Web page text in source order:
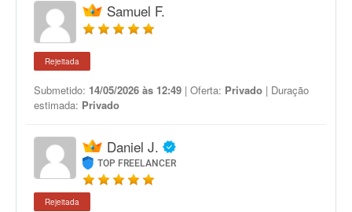
Samuel F.
Rejeitada
Submetido: 14/05/2026 às 12:49 | Oferta: Privado | Duração
estimada: Privado
Daniel J.
TOP FREELANCER
Rejeitada